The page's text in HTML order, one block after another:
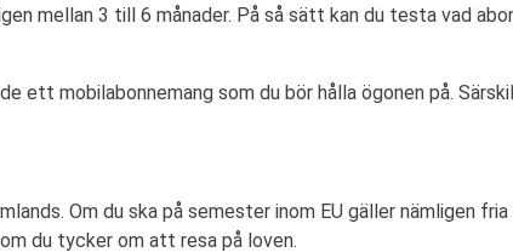
mellan 3 till 6 månader. På så sätt kan du testa vad
ett mobilabonnemang som du bör hålla ögonen på.
Om du ska på semester inom EU gäller nämligen
du tycker om att resa på loven.